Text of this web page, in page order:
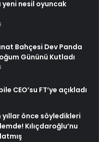
yeni nesil oyuncak
Bahçesi Dev Panda
Gününü Kutladı
CEO’su FT’ye açıkladı
yıllar önce söyledikleri
Kılıçdaroğlu’nu